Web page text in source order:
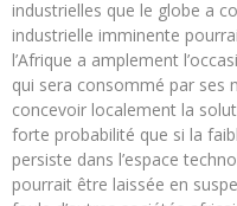
industrielles que le globe a
industrielle imminente
l’Afrique a amplement
qui sera consommé par ses
concevoir localement la
forte probabilité que si la
persiste dans l’espace
pourrait être laissée en